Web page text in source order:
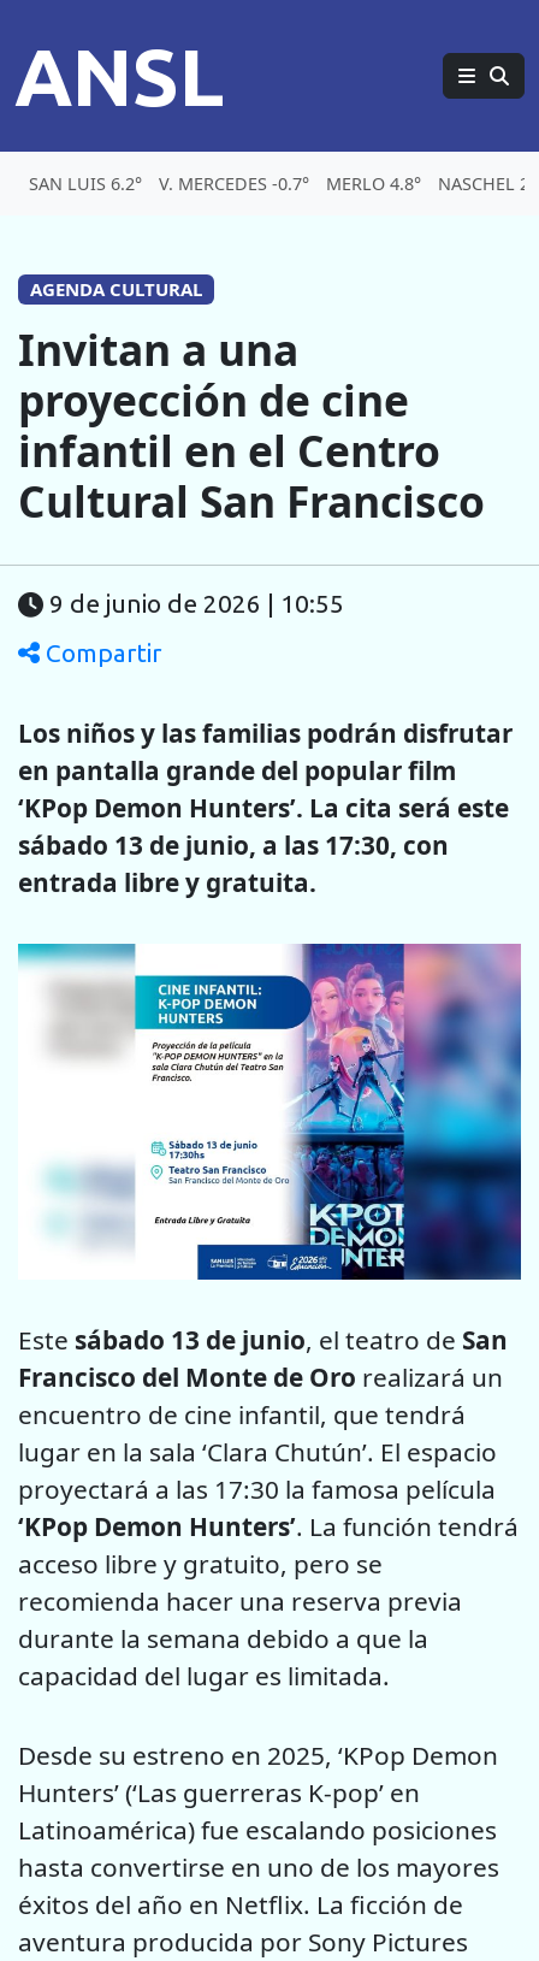
ANSL
SAN LUIS 6.2° V. MERCEDES -0.7° MERLO 4.8° NASCHEL
AGENDA CULTURAL
Invitan a una
proyección de cine
infantil en el Centro
Cultural San Francisco
9 de junio de 2026 | 10:55
Compartir
Los niños y las familias podrán disfrutar
en pantalla grande del popular film
‘KPop Demon Hunters’. La cita será este
sábado 13 de junio, a las 17:30, con
entrada libre y gratuita.
Este sábado 13 de junio, el teatro de San
Francisco del Monte de Oro realizará un
encuentro de cine infantil, que tendrá
lugar en la sala ‘Clara Chutún’. El espacio
proyectará a las 17:30 la famosa película
‘KPop Demon Hunters’. La función tendrá
acceso libre y gratuito, pero se
recomienda hacer una reserva previa
durante la semana debido a que la
capacidad del lugar es limitada.
Desde su estreno en 2025, ‘KPop Demon
Hunters’ (‘Las guerreras K-pop’ en
Latinoamérica) fue escalando posiciones
hasta convertirse en uno de los mayores
éxitos del año en Netflix. La ficción de
aventura producida por Sony Pictures